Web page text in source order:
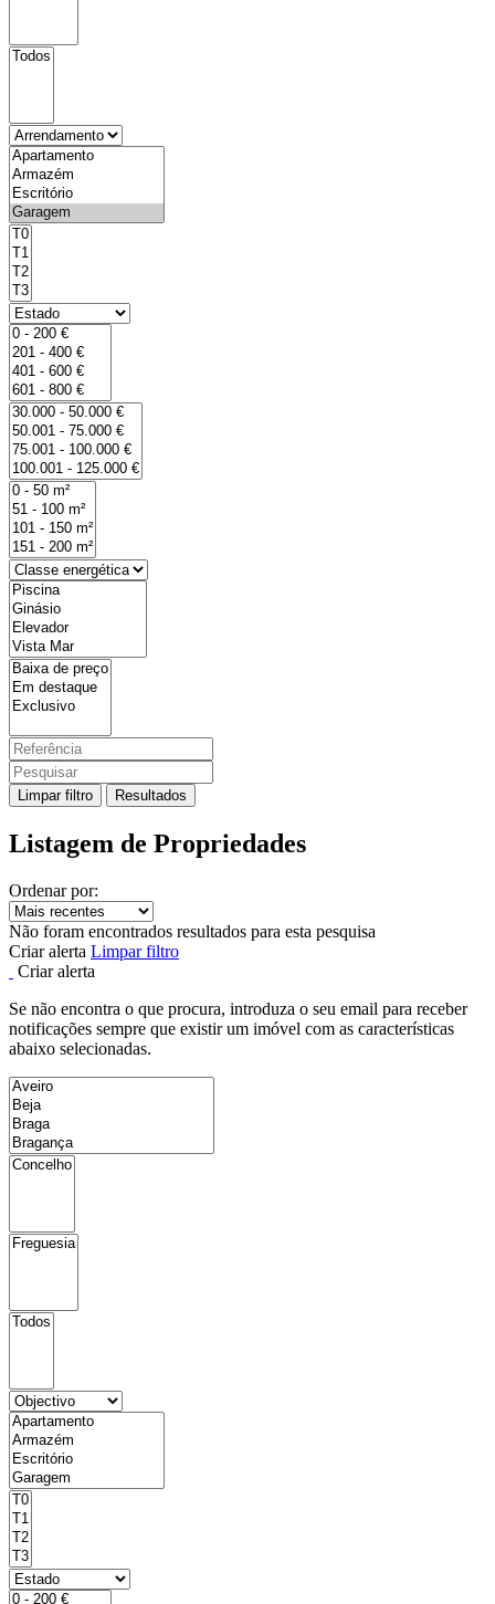
Limpar filtro Resultados
Listagem de Propriedades
Ordenar por:
Não foram encontrados resultados para esta pesquisa
Criar alerta Limpar filtro
Criar alerta
Se não encontra o que procura, introduza o seu email para receber
notificações sempre que existir um imóvel com as características
abaixo selecionadas.